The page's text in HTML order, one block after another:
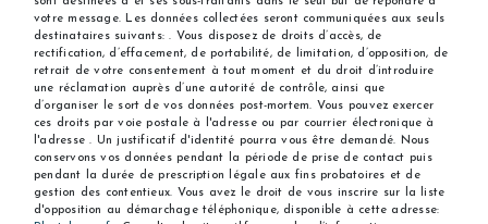
votre message. Les données collectées seront communiquées aux seuls
destinataires suivants: . Vous disposez de droits d’accès, de
rectification, d’effacement, de portabilité, de limitation, d’opposition, de
retrait de votre consentement à tout moment et du droit d’introduire
une réclamation auprès d’une autorité de contrôle, ainsi que
d’organiser le sort de vos données post-mortem. Vous pouvez exercer
ces droits par voie postale à l'adresse ou par courrier électronique à
l'adresse . Un justificatif d'identité pourra vous être demandé. Nous
conservons vos données pendant la période de prise de contact puis
pendant la durée de prescription légale aux fins probatoires et de
gestion des contentieux. Vous avez le droit de vous inscrire sur la liste
d'opposition au démarchage téléphonique, disponible à cette adresse: